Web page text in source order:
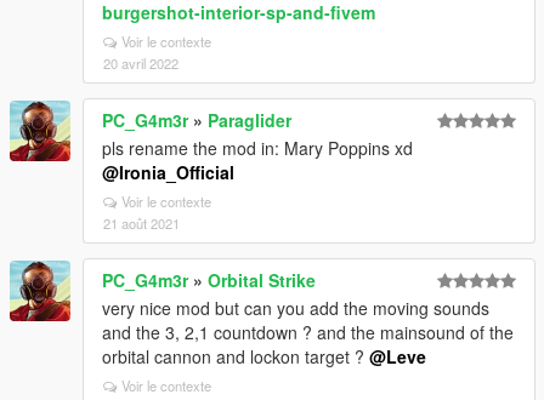
burgershot-interior-sp-and-fivem
Voir le contexte
20 avril 2022
PC_G4m3r» Paraglider
pls rename the mod in: Mary Poppins xd
@Ironia_Official
Voir le contexte
21 août 2021
PC_G4m3r» Orbital Strike
very nice mod but can you add the moving sounds
and the 3, 2,1 countdown ? and the mainsound of the
orbital cannon and lockon target ? @Leve
Voir le contexte